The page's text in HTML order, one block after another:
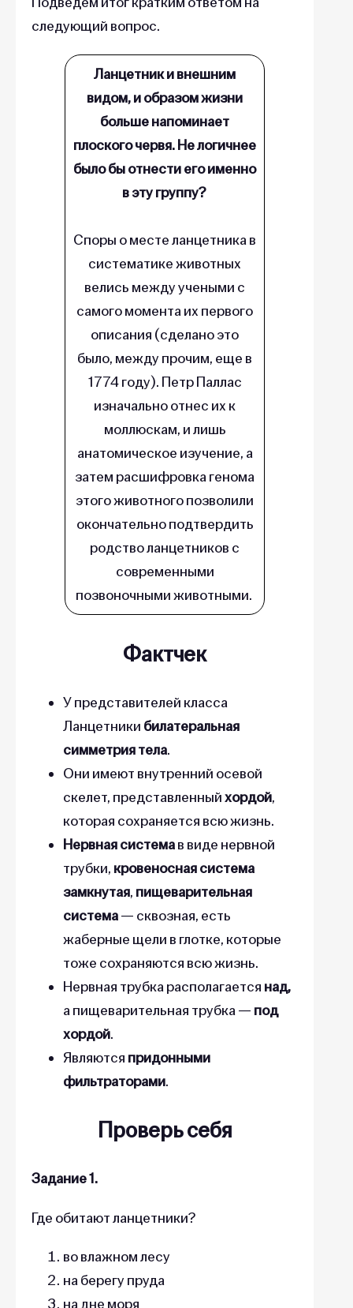
следующий вопрос.
Ланцетник и внешним
видом, и образом жизни
больше напоминает
плоского червя. Не логичнее
было бы отнести его именно
в эту группу?
Споры о месте ланцетника в
систематике животных
велись между учеными с
самого момента их первого
описания (сделано это
было, между прочим, еще в
1774 году). Петр Паллас
изначально отнес их к
моллюскам, и лишь
анатомическое изучение, а
затем расшифровка генома
этого животного позволили
окончательно подтвердить
родство ланцетников с
современными
позвоночными животными.
Фактчек
У представителей класса
Ланцетники билатеральная
симметриятела.
Они имеют внутренний осевой
скелет, представленныйхордой,
которая сохраняется всю жизнь.
Нервная системав виде нервной
трубки, кровеносная система
замкнутая, пищеварительная
система— сквозная, есть
жаберные щели в глотке, которые
тоже сохраняются всю жизнь.
Нервная трубка располагается над,
а пищеварительная трубка — под
хордой.
Являются придонными
фильтраторами.
Проверь себя
Задание 1.
Где обитают ланцетники?
во влажном лесу
на берегу пруда
на дне моря